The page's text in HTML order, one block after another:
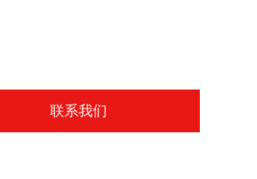
联系我们